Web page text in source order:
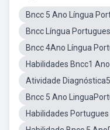
Bncc 5 Ano Língua
Bncc Língua
Bncc 4Ano Língua
Habilidades Bncc1
Atividade
Bncc 5 Ano
Habilidades